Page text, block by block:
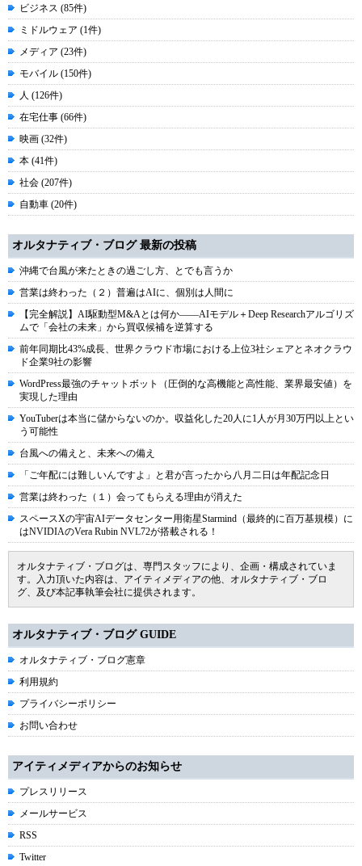
ビジネス (85件)
ミドルウェア (1件)
メディア (23件)
モバイル (150件)
人 (126件)
在宅仕事 (66件)
映画 (32件)
本 (41件)
社会 (207件)
自動車 (20件)
オルタナティブ・ブログ 最新の投稿
沖縄で台風が来たときの過ごし方、とでも言うか
営業は終わった（２）普遍はAIに、個別は人間に
【完全解説】AI駆動型M&Aとは何か――AIモデル＋Deep Researchアルゴリズ
ムで「会社の未来」から買収候補を逆算する
前年同期比43%成長、世界クラウド市場における上位3社シェアとネオクラウ
ド企業9社の影響
WordPress最強のチャットボット（圧倒的な高機能と高性能、業界最安値）を
実現した理由
YouTuberは本当に儲からないのか。収益化した20人に1人が月30万円以上とい
う可能性
台風への備えと、未来への備え
「ご年配には難しいんですよ」と君が言ったから八月二日は年配記念日
営業は終わった（１）会ってもらえる理由が消えた
スペースXの宇宙AIデータセンター用衛星Starmind（最終的に百万基規模）に
はNVIDIAのVera Rubin NVL72が搭載される！
オルタナティブ・ブログは、専門スタッフにより、企画・構成されていま
す。入力頂いた内容は、アイティメディアの他、オルタナティブ・ブロ
グ、及び本記事執筆会社に提供されます。
オルタナティブ・ブログ GUIDE
オルタナティブ・ブログ憲章
利用規約
プライバシーポリシー
お問い合わせ
アイティメディアからのお知らせ
プレスリリース
メールサービス
RSS
Twitter